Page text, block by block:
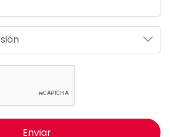
Enviar